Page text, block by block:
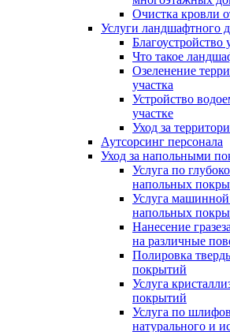
Очистка кровли
Услуги ландшафтного
Благоустройство
Что такое
Озеленение
участка
Устройство
участке
Уход за
Аутсорсинг персонала
Уход за напольными
Услуга по
напольных
Услуга
напольных
Нанесение
на различные
Полировка
покрытий
Услуга
покрытий
Услуга по
натурального и